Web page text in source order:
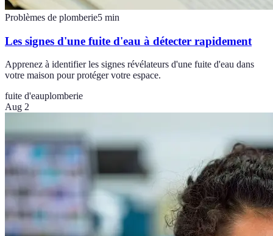
Problèmes de plomberie5 min
Les signes d'une fuite d'eau à détecter rapidement
Apprenez à identifier les signes révélateurs d'une fuite d'eau dans
votre maison pour protéger votre espace.
fuite d'eauplomberie
Aug 2